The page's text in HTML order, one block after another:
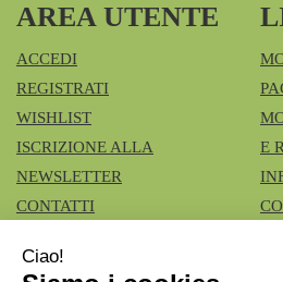
AREA UTENTE
ACCEDI
REGISTRATI
WISHLIST
ISCRIZIONE ALLA
NEWSLETTER
CONTATTI
E